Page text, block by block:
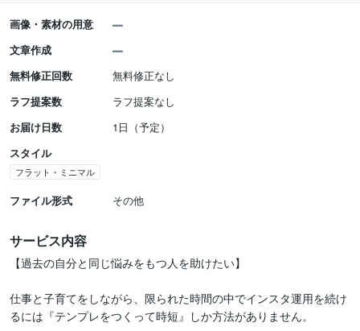
画像・素材の用意
文章作成
無料修正回数
無料修正なし
ラフ提案数
ラフ提案なし
お届け日数
1日（予定）
スタイル
フラット・ミニマル
ファイル形式 その他
サービス内容
【過去の自分と同じ悩みをもつ人を助けたい】
仕事と子育てをしながら、限られた時間の中でインスタ運用を続け
るには『テンプレをつくって時短』しか方法がありません。